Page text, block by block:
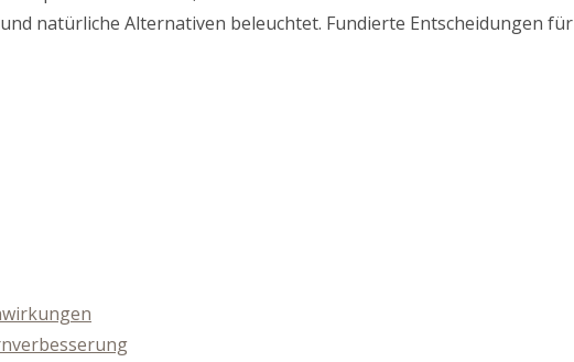
natürliche Alternativen beleuchtet. Fundierte Entscheidungen für